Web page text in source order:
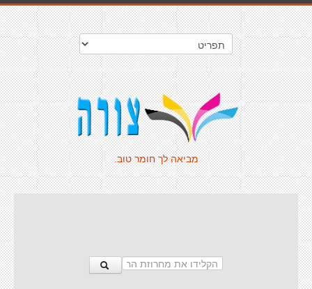
מביאה לך חומר טוב.